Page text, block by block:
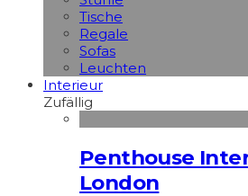
Tische
Regale
Sofas
Leuchten
Interieur
Zufällig
Penthouse
London